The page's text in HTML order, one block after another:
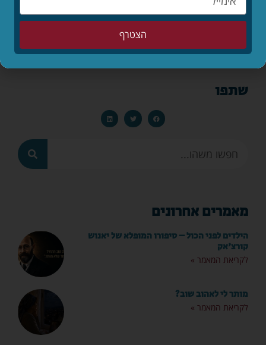
שתפו
מאמרים אחרונים
הילדים לפני הכול – סיפורו המופלא של יאנוש
קורצ'אק
לקריאת המאמר »
מותר לי לאהוב שוב?
לקריאת המאמר »
הצטרף